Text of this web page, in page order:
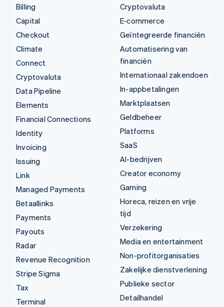
Billing
Capital
Checkout
Climate
Connect
Cryptovaluta
Data Pipeline
Elements
Financial Connections
Identity
Invoicing
Issuing
Link
Managed Payments
Betaallinks
Payments
Payouts
Radar
Revenue Recognition
Stripe Sigma
Tax
Terminal
Cryptovaluta
E-commerce
Geïntegreerde financiën
Automatisering van
financiën
Internationaal zakendoen
In-appbetalingen
Marktplaatsen
Geldbeheer
Platforms
SaaS
AI-bedrijven
Creator economy
Gaming
Horeca, reizen en vrije
tijd
Verzekering
Media en entertainment
Non-profitorganisaties
Zakelijke dienstverlening
Publieke sector
Detailhandel